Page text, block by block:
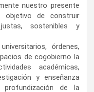
nuestro presente
de construir
sostenibles y
órdenes,
de cogobierno la
académicas,
y enseñanza
de la